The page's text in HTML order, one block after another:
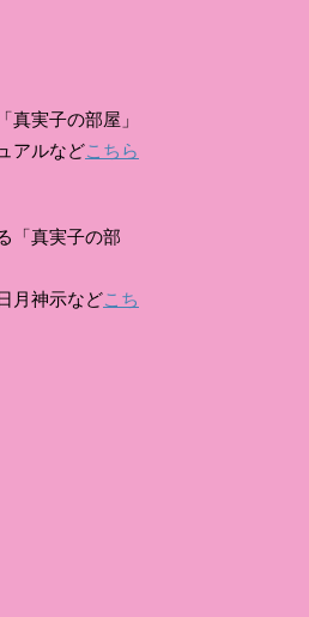
真実子の部屋」
アルなどこちら
「真実子の部
月神示などこち